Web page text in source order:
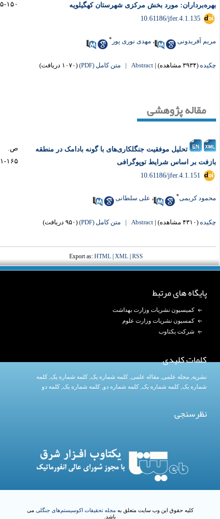
مورد بخش مرکزی شهرستان کهگیلویه
۱۵۰-۱۳۵
‎ 10.61186/jfer.4.1.135
آفریدونی ،مهدی نوری پور
(۳۹۳۴ مشاهده) |
Abstract | متن کامل (PDF) (۱۰۷۰ دریافت)
مقاله پژوهشی
تحلیل موفقیت جنگلکاری‌های با گونه بادامک در منطقه
بر اساس شرایط توپوگرافی
ص.
۱۶۵-۱۵۱
‎ 10.61186/jfer.4.1.151
کریمی ،علی سلطانی
(۴۳۱۰ مشاهده) |
Abstract | متن کامل (PDF) (۹۵۰ دریافت)
Export as:HTML|XML|RSS
پایگاه های مرتبط
کمیسیون نشریات وزارت بهداشت
کمسیون نشریات وزارت علوم
شرکت یکتاوب
کلمات کلیدی
نشریه, مجله علمی,مقاله علمی,کلمه شماره یک , کلمه شماره یک,کلمه
شماره یک ,کلمه شماره یک , کلمه شماره دو,کلمه شماره یک ,کلمه دو
نظرسنجی
کلیه حقوق این وب سایت متعلق به مجله تحقیقات اکوسیستم‌های جنگلیمی
باشد.